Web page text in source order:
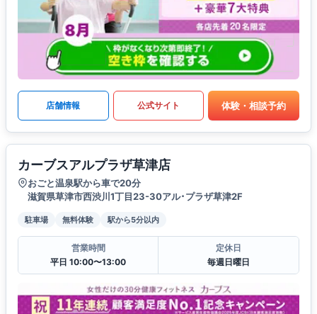
店舗情報 公式サイト 体験・相談予約
カーブスアルプラザ草津店
おごと温泉駅から車で20分
滋賀県草津市西渋川1丁目23-30アル･プラザ草津2F
駐車場 無料体験 駅から5分以内
営業時間
平日 10:00〜13:00
定休日
毎週日曜日